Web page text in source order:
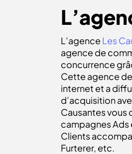
L’agence Les
agence de
concurrence
Cette agence
internet et a
d’acquisition
Causantes vous
campagnes Ads
Clients
Furterer, etc.